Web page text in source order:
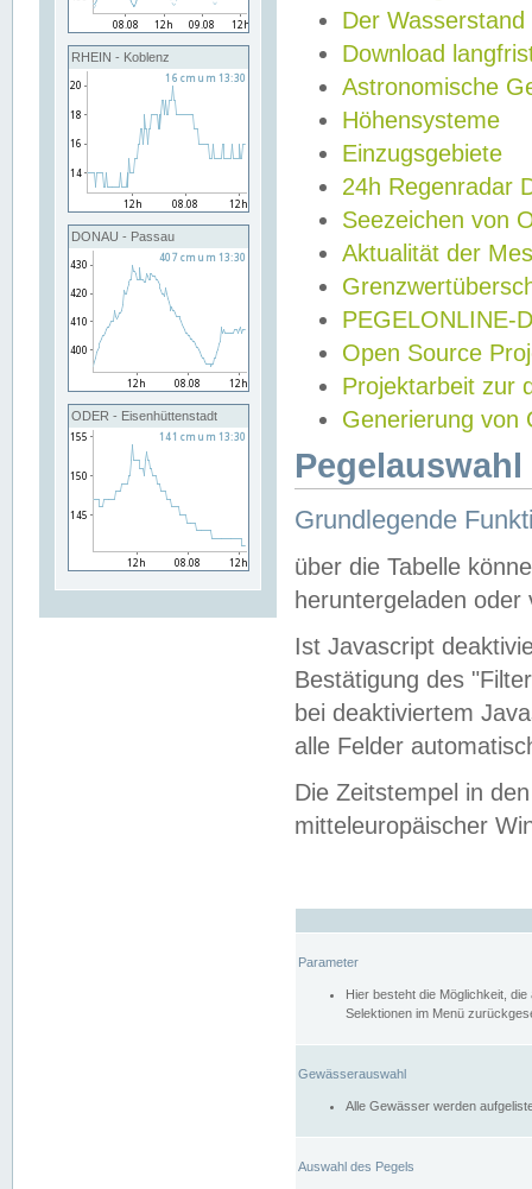
RHEIN - Koblenz
DONAU - Passau
ODER - Eisenhüttenstadt
Der Wasserstand
Download
Astronomische
Höhensysteme
Einzugsgebiete
24h Regenradar
Seezeichen von
Aktualität der
PEGELONLINE-
Open Source
Projektarbeit zur
Generierung von
Grundlegende
über die Tabelle
heruntergeladen oder
Ist Javascript
Bestätigung des
bei deaktiviertem
alle Felder
Die Zeitstempel in
mitteleuropäischer
Parameter
Hier besteht die Möglichkeit,
Selektionen im Menü
Gewässerauswahl
Alle Gewässer werden
Auswahl des Pegels